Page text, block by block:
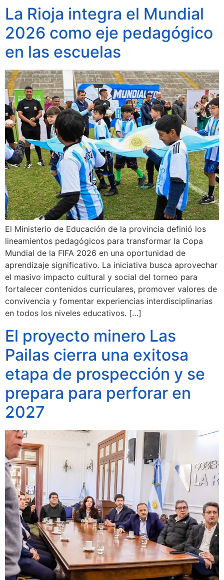
La Rioja integra el Mundial
2026 como eje pedagógico
en las escuelas
El Ministerio de Educación de la provincia definió los
lineamientos pedagógicos para transformar la Copa
Mundial de la FIFA 2026 en una oportunidad de
aprendizaje significativo. La iniciativa busca aprovechar
el masivo impacto cultural y social del torneo para
fortalecer contenidos curriculares, promover valores de
convivencia y fomentar experiencias interdisciplinarias
en todos los niveles educativos. […]
El proyecto minero Las
Pailas cierra una exitosa
etapa de prospección y se
prepara para perforar en
2027